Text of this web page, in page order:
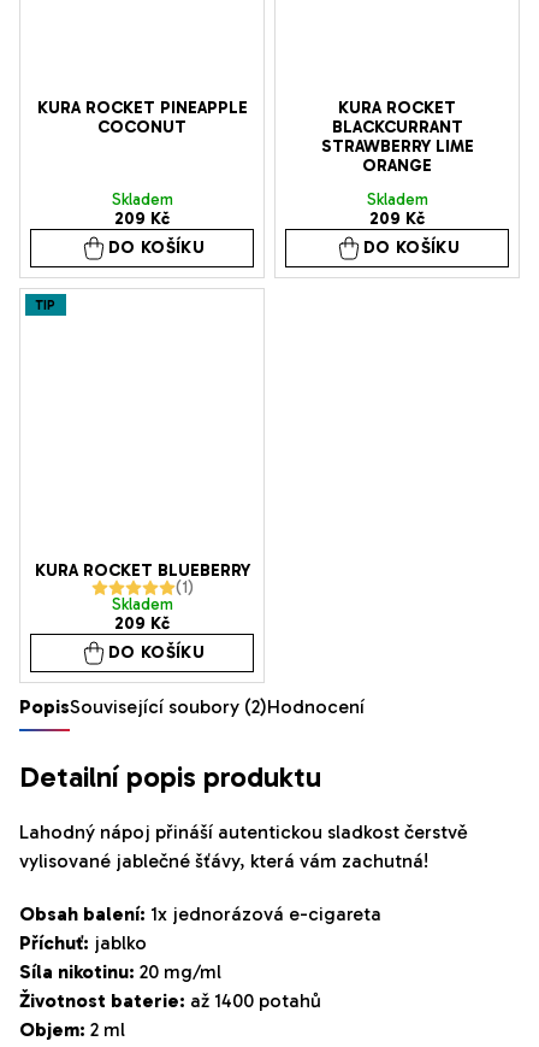
KURA ROCKET PINEAPPLE
COCONUT
Skladem
209 Kč
DO KOŠÍKU
KURA ROCKET
BLACKCURRANT
STRAWBERRY LIME
ORANGE
Skladem
209 Kč
DO KOŠÍKU
TIP
KURA ROCKET BLUEBERRY
Průměrné
hodnocení
produktu
je
5,0
5
Skladem
209 Kč
DO KOŠÍKU
PopisSouvisející soubory (2)Hodnocení
Detailní popis produktu
Lahodný nápoj přináší autentickou sladkost čerstvě
vylisované jablečné šťávy, která vám zachutná!
Obsah balení: 1x jednorázová e-cigareta
Příchuť: jablko
Síla nikotinu: 20 mg/ml
Životnost baterie: až 1400 potahů
Objem: 2 ml